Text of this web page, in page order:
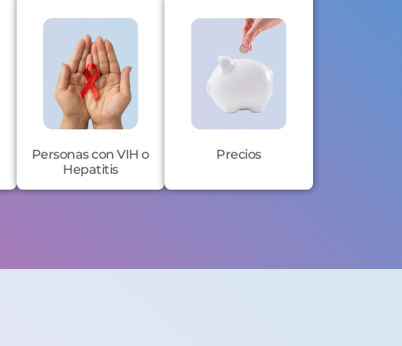
Personas con VIH o
Hepatitis
Precios